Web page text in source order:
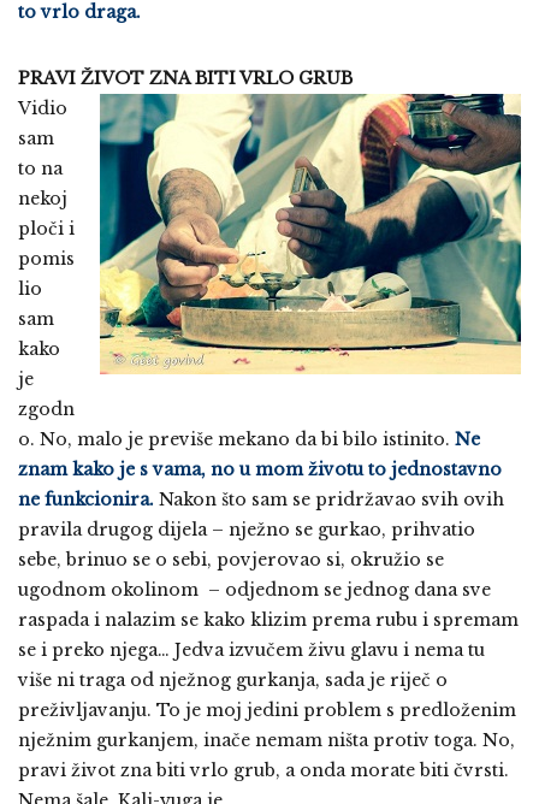
to vrlo draga.
PRAVI ŽIVOT ZNA BITI VRLO GRUB
Vidio
sam
to na
nekoj
ploči i
pomis
lio
sam
kako
je
zgodn
o. No, malo je previše mekano da bi bilo istinito. Ne
znam kako je s vama, no u mom životu to jednostavno
ne funkcionira. Nakon što sam se pridržavao svih ovih
pravila drugog dijela – nježno se gurkao, prihvatio
sebe, brinuo se o sebi, povjerovao si, okružio se
ugodnom okolinom – odjednom se jednog dana sve
raspada i nalazim se kako klizim prema rubu i spremam
se i preko njega… Jedva izvučem živu glavu i nema tu
više ni traga od nježnog gurkanja, sada je riječ o
preživljavanju. To je moj jedini problem s predloženim
nježnim gurkanjem, inače nemam ništa protiv toga. No,
pravi život zna biti vrlo grub, a onda morate biti čvrsti.